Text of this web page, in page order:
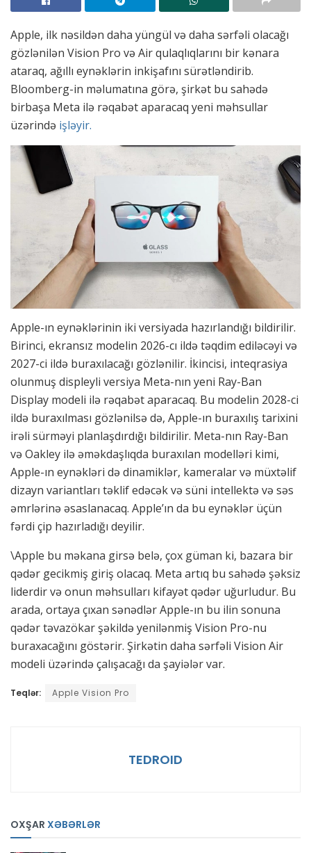
Apple, ilk nəsildən daha yüngül və daha sərfəli olacağı
gözlənilən Vision Pro və Air qulaqlıqlarını bir kənara
ataraq, ağıllı eynəklərin inkişafını sürətləndirib.
Bloomberg-in məlumatına görə, şirkət bu sahədə
birbaşa Meta ilə rəqabət aparacaq yeni məhsullar
üzərində işləyir.
Apple-ın eynəklərinin iki versiyada hazırlandığı bildirilir.
Birinci, ekransız modelin 2026-cı ildə təqdim ediləcəyi və
2027-ci ildə buraxılacağı gözlənilir. İkincisi, inteqrasiya
olunmuş displeyli versiya Meta-nın yeni Ray-Ban
Display modeli ilə rəqabət aparacaq. Bu modelin 2028-ci
ildə buraxılması gözlənilsə də, Apple-ın buraxılış tarixini
irəli sürməyi planlaşdırdığı bildirilir. Meta-nın Ray-Ban
və Oakley ilə əməkdaşlıqda buraxılan modelləri kimi,
Apple-ın eynəkləri də dinamiklər, kameralar və müxtəlif
dizayn variantları təklif edəcək və süni intellektə və səs
əmrlərinə əsaslanacaq. Apple’ın da bu eynəklər üçün
fərdi çip hazırladığı deyilir.
\Apple bu məkana girsə belə, çox güman ki, bazara bir
qədər gecikmiş giriş olacaq. Meta artıq bu sahədə şəksiz
liderdir və onun məhsulları kifayət qədər uğurludur. Bu
arada, ortaya çıxan sənədlər Apple-ın bu ilin sonuna
qədər təvazökar şəkildə yenilənmiş Vision Pro-nu
buraxacağını göstərir. Şirkətin daha sərfəli Vision Air
modeli üzərində çalışacağı da şayiələr var.
Teqlər: Apple Vision Pro
TEDROID
OXŞAR XƏBƏRLƏR